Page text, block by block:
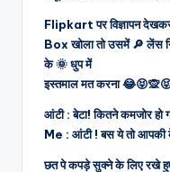
Flipkart पर विज्ञापन देखकर
Box खोला तो उसमें 🔎 लेंस
के 🌞 धुप में
इस्तमाल मत करना
आंटी : बेटा! कितने कमजोर हो
Me : आंटी ! बस ये तो आपकी
छत पे कपड़े सुक्ने के लिए रखे